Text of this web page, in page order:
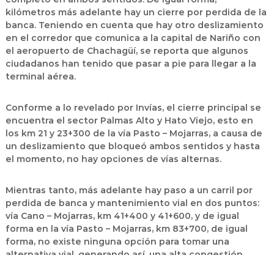
kilómetros más adelante hay un cierre por perdida de la
banca. Teniendo en cuenta que hay otro deslizamiento
en el corredor que comunica a la capital de Nariño con
el aeropuerto de Chachagüí, se reporta que algunos
ciudadanos han tenido que pasar a pie para llegar a la
terminal aérea.
Conforme a lo revelado por Invías, el cierre principal se
encuentra el sector Palmas Alto y Hato Viejo, esto en
los km 21 y 23+300 de la vía Pasto – Mojarras, a causa de
un deslizamiento que bloqueó ambos sentidos y hasta
el momento, no hay opciones de vías alternas.
Mientras tanto, más adelante hay paso a un carril por
perdida de banca y mantenimiento vial en dos puntos:
vía Cano – Mojarras, km 41+400 y 41+600, y de igual
forma en la vía Pasto – Mojarras, km 83+700, de igual
forma, no existe ninguna opción para tomar una